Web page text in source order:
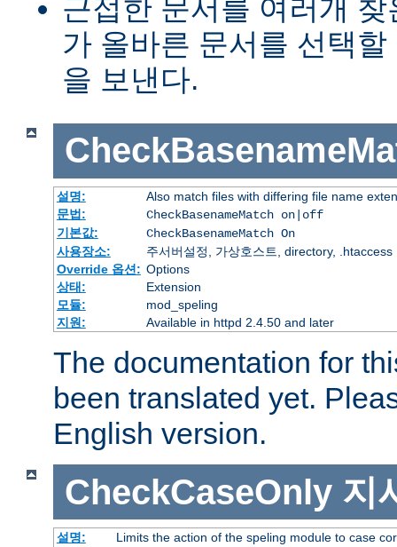
근접한 문서를 여러개
가 올바른 문서를 선택
을 보낸다.
설명:
Also match files with differing file name
문법:
CheckBasenameMatch on|off
기본값:
CheckBasenameMatch On
사용장소:
주서버설정, 가상호스트, directory, .htaccess
Override 옵션: Options
상태:
Extension
모듈:
mod_speling
지원:
Available in httpd 2.4.50 and later
The documentation for
been translated yet.
English version.
CheckCaseOnly 지
설명:
Limits the action of the speling module to case